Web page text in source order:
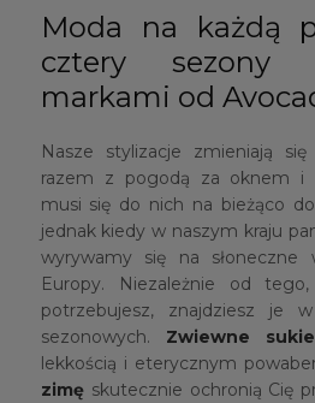
Moda na każdą
cztery sezony
markami od
Nasze stylizacje zmieniają
razem z pogodą za oknem i
musi się do nich na bieżąco
jednak kiedy w naszym kraju
wyrywamy się na słoneczne
Europy. Niezależnie od
potrzebujesz, znajdziesz je
sezonowych. Zwiewne
lekkością i eterycznym
zimęskutecznie ochronią Cię